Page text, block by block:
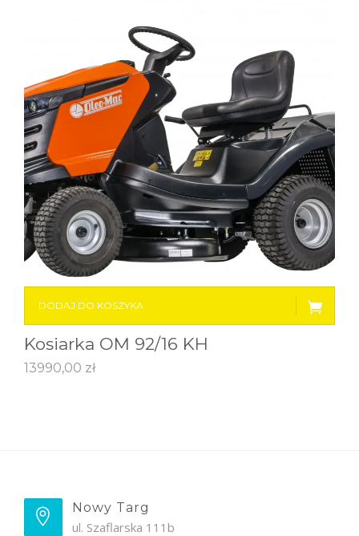
DODAJ DO KOSZYKA
Kosiarka OM 92/16 KH
13990,00 zł
Nowy Targ
ul. Szaflarska 111b